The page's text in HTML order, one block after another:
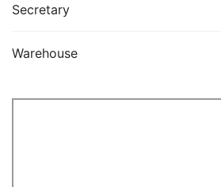
Secretary
Warehouse